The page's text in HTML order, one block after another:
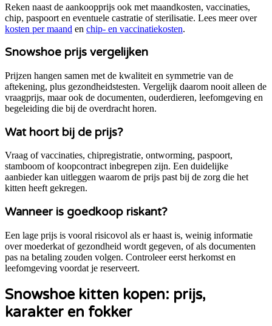
Reken naast de aankoopprijs ook met maandkosten, vaccinaties,
chip, paspoort en eventuele castratie of sterilisatie. Lees meer over
kosten per maand en chip- en vaccinatiekosten.
Snowshoe prijs vergelijken
Prijzen hangen samen met de kwaliteit en symmetrie van de
aftekening, plus gezondheidstesten. Vergelijk daarom nooit alleen de
vraagprijs, maar ook de documenten, ouderdieren, leefomgeving en
begeleiding die bij de overdracht horen.
Wat hoort bij de prijs?
Vraag of vaccinaties, chipregistratie, ontworming, paspoort,
stamboom of koopcontract inbegrepen zijn. Een duidelijke
aanbieder kan uitleggen waarom de prijs past bij de zorg die het
kitten heeft gekregen.
Wanneer is goedkoop riskant?
Een lage prijs is vooral risicovol als er haast is, weinig informatie
over moederkat of gezondheid wordt gegeven, of als documenten
pas na betaling zouden volgen. Controleer eerst herkomst en
leefomgeving voordat je reserveert.
Snowshoe kitten kopen: prijs,
karakter en fokker